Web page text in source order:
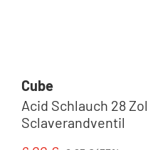
Cube
Acid Schlauch 28
Sclaverandventil
Regulärer Preis: